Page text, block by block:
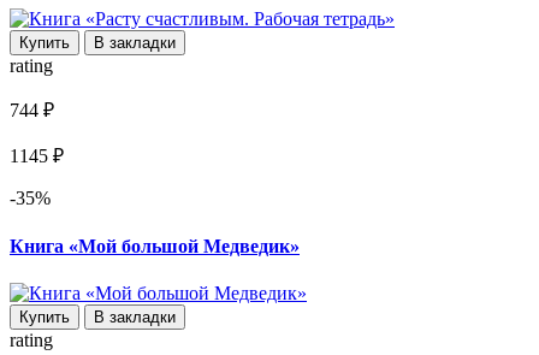
Купить В закладки
rating
744 ₽
1145 ₽
-35%
Книга «Мой большой Медведик»
Купить В закладки
rating